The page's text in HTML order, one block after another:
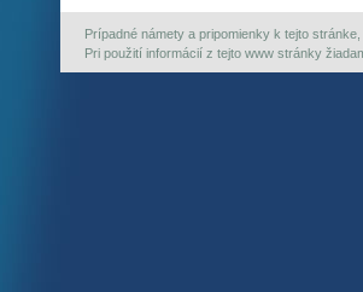
Prípadné námety a pripomienky k tejto
Pri použití informácií z tejto www stránky